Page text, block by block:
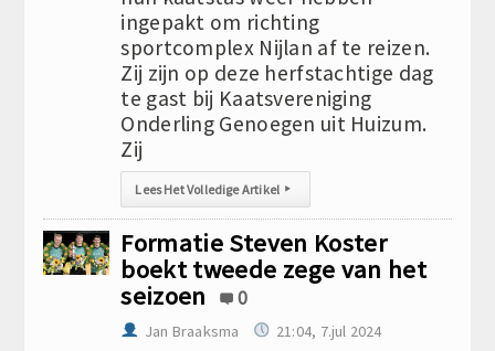
ingepakt om richting
sportcomplex Nijlan af te reizen.
Zij zijn op deze herfstachtige dag
te gast bij Kaatsvereniging
Onderling Genoegen uit Huizum.
Zij
Lees Het Volledige Artikel ▸
Formatie Steven Koster
boekt tweede zege van het
seizoen
0
Jan Braaksma 21:04, 7.jul 2024